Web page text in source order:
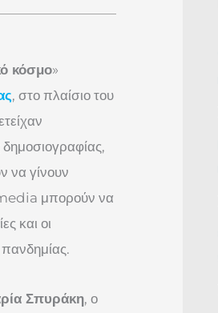
κόσμο»
, στο πλαίσιο του
να γίνουν
media μπορούν να
και οι
Σπυράκη, ο